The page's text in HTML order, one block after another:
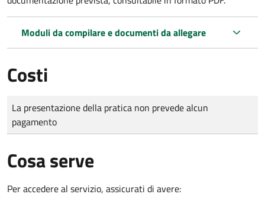
Moduli da compilare e documenti da allegare
Costi
Tipo di pagamento
Importo
La presentazione della pratica non prevede alcun
pagamento
Cosa serve
Per accedere al servizio, assicurati di avere: